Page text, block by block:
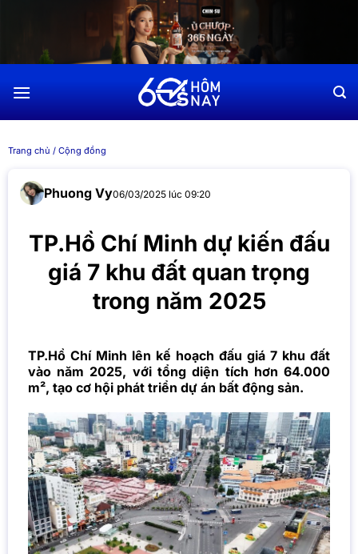
dung
Trang chủ / Cộng đồng
Phuong Vy06/03/2025 lúc 09:20
TP.Hồ Chí Minh dự kiến đấu
giá 7 khu đất quan trọng
trong năm 2025
TP.Hồ Chí Minh lên kế hoạch đấu giá 7 khu đất
vào năm 2025, với tổng diện tích hơn 64.000
m², tạo cơ hội phát triển dự án bất động sản.